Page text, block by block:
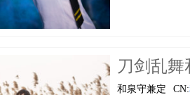
刀剑乱舞
和泉守兼定 CN: